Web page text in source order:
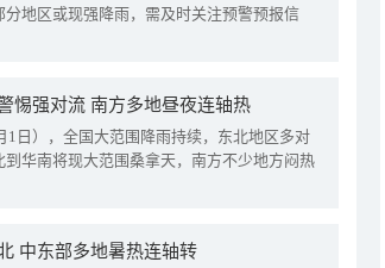
分地区或现强降雨，需及时关注预警预报信
惕强对流 南方多地昼夜连轴热
1日），全国大范围降雨持续，东北地区多对
华南将现大范围桑拿天，南方不少地方闷热
中东部多地暑热连轴转